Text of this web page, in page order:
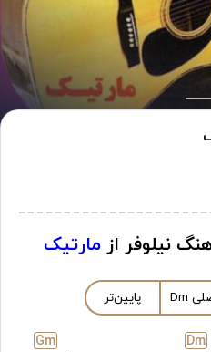
نیلوفر از مارتیک
Dm پایین‌تر
Dm
Gm